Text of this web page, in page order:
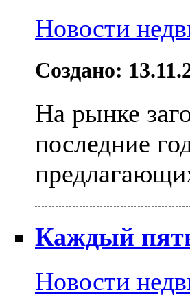
Новости
Создано:
На рынке
последние
Каждый
Новости